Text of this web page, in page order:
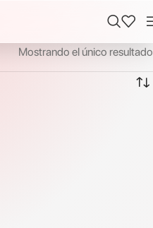
Mostrando el único resultado